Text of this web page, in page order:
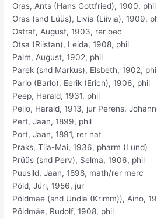
Oras, Ants (Hans Gottfried), 1900, phil
Oras (snd Lüüs), Livia (Liivia), 1909,
Ostrat, August, 1903, rer oec
Otsa (Riistan), Leida, 1908, phil
Palm, August, 1902, phil
Parek (snd Markus), Elsbeth, 1902,
Parlo (Barlo), Eerik (Erich), 1906, phil
Peep, Harald, 1931, phil
Pello, Harald, 1913, jur Perens,
Pert, Jaan, 1899, phil
Port, Jaan, 1891, rer nat
Praks, Tiia-Mai, 1936, pharm (Lund)
Prüüs (snd Perv), Selma, 1906, phil
Puusild, Jaan, 1898, math/rer merc
Põld, Jüri, 1956, jur
Põldmäe (snd Undla (Krimm)), Aino,
Põldmäe, Rudolf, 1908, phil